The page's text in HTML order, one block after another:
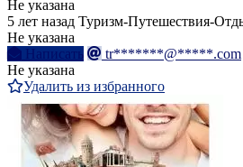
Не указана
5 лет назад Туризм-Путешествия-
Не указана
Написать
tr*******@*****.com
Не указана
Удалить из избранного